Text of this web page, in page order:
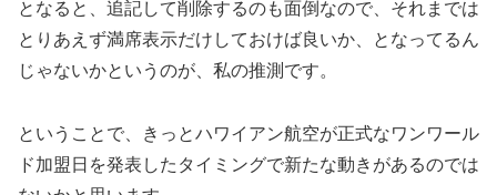
となると、追記して削除するのも面倒なので、それまでは
とりあえず満席表示だけしておけば良いか、となってるん
じゃないかというのが、私の推測です。
ということで、きっとハワイアン航空が正式なワンワール
ド加盟日を発表したタイミングで新たな動きがあるのでは